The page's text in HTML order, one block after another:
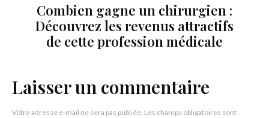
Combien gagne un chirurgien :
Découvrez les revenus attractifs
de cette profession médicale
Laisser un commentaire
Votre adresse e-mail ne sera pas publiée. Les champs obligatoires sont